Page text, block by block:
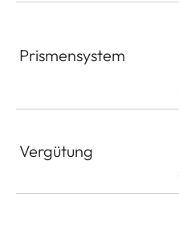
Prismensystem
Vergütung